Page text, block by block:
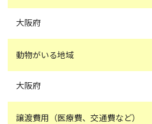
大阪府
動物がいる地域
大阪府
譲渡費用（医療費、交通費など）